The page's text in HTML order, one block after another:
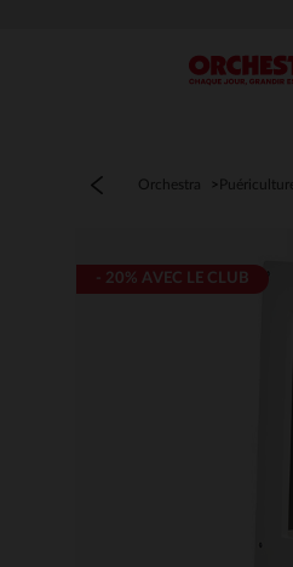
Menu
Orchestra Puériculture
- 20% AVEC LE CLUB